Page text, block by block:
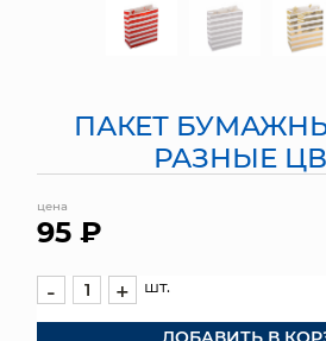
МЯГКИЕ ИГРУШКИ
ЯЩИКИ
СУНДУКИ
ПОДАРОЧНЫЕ
ПАКЕТ
РАЗНЫЕ
цена
95 ₽
- + шт.